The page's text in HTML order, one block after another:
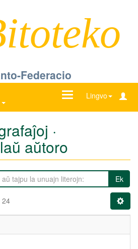
Federacio
Lingvo
Ŝanĝu
·
aŭtoro
Ek
24